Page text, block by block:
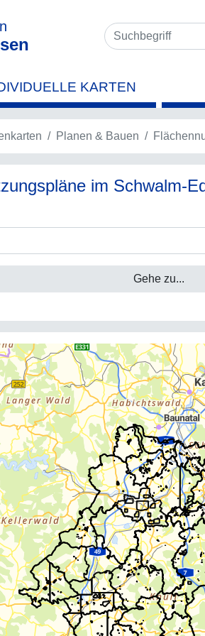
KARTEN
Planen & Bauen
im Schwalm-
Gehe zu...